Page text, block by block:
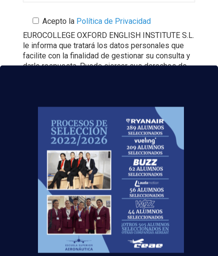
Acepto laPolítica de Privacidad
EUROCOLLEGE OXFORD ENGLISH INSTITUTE S.L.
le informa que tratará los datos personales que
facilite con la finalidad de gestionar su consulta y
darle respuesta. Puede ejercer sus derechos de
Privacidad.
Auxiliar de Vuelo
es una de las
profesiones más bonitas, divertidas y
rutinariasque existe. ¿Vas a dejarvolar
oportunidad?
Noticias Relacionadas